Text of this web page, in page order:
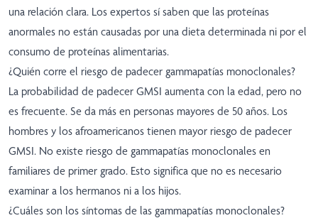
una relación clara. Los expertos sí saben que las proteínas
anormales no están causadas por una dieta determinada ni por el
consumo de proteínas alimentarias.
¿Quién corre el riesgo de padecer gammapatías monoclonales?
La probabilidad de padecer GMSI aumenta con la edad, pero no
es frecuente. Se da más en personas mayores de 50 años. Los
hombres y los afroamericanos tienen mayor riesgo de padecer
GMSI. No existe riesgo de gammapatías monoclonales en
familiares de primer grado. Esto significa que no es necesario
examinar a los hermanos ni a los hijos.
¿Cuáles son los síntomas de las gammapatías monoclonales?